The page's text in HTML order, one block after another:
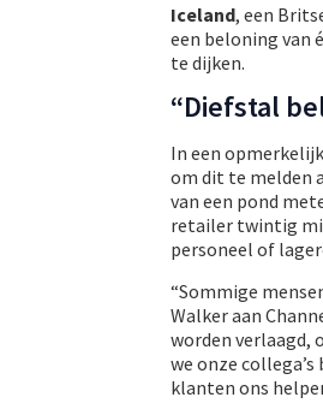
Iceland, een
een beloning van
te dijken.
“Diefstal
In een
om dit te melden
van een pond
retailer twintig
personeel of
“Sommige
Walker aan
worden verlaagd,
we onze
klanten ons